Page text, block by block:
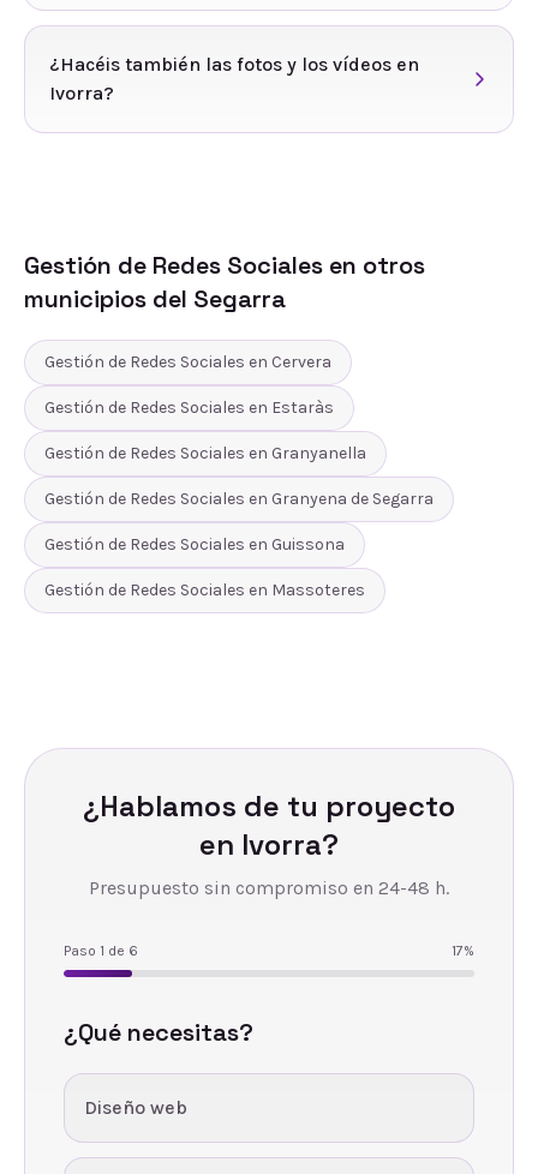
¿Hacéis también las fotos y los vídeos en
Ivorra?
Gestión de Redes Sociales en otros
municipios del Segarra
Gestión de Redes Sociales en Cervera
Gestión de Redes Sociales en Estaràs
Gestión de Redes Sociales en Granyanella
Gestión de Redes Sociales en Granyena de Segarra
Gestión de Redes Sociales en Guissona
Gestión de Redes Sociales en Massoteres
¿Hablamos de tu proyecto
en Ivorra?
Presupuesto sin compromiso en 24-48 h.
Paso 1 de 6 17%
¿Qué necesitas?
Diseño web